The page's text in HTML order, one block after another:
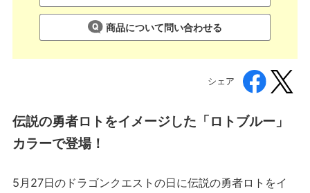
商品について問い合わせる
シェア
伝説の勇者ロトをイメージした「ロトブルー」
カラーで登場！
5月27日のドラゴンクエストの日に伝説の勇者ロトをイ